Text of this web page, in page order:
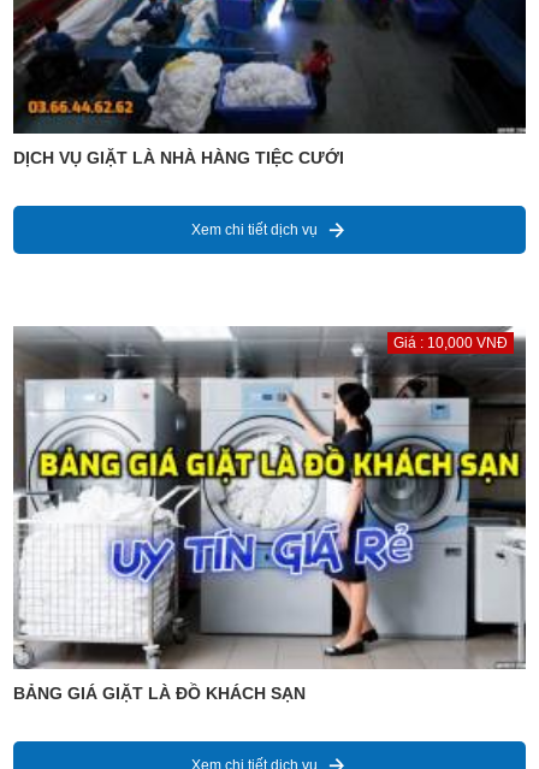
DỊCH VỤ GIẶT LÀ NHÀ HÀNG TIỆC CƯỚI
Xem chi tiết dịch vụ
Giá : 10,000 VNĐ
BẢNG GIÁ GIẶT LÀ ĐỒ KHÁCH SẠN
Xem chi tiết dịch vụ